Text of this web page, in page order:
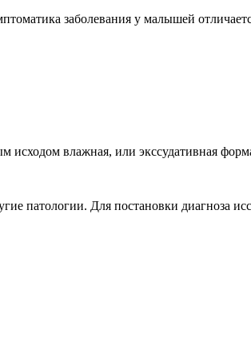
заболевания у малышей
исходом влажная, или экссудативная
патологии. Для постановки диагноза